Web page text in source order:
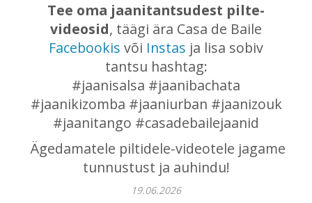
Tee oma jaanitantsudest pilte-
videosid, täägi ära Casa de Baile
Facebookis või Instas ja lisa sobiv
tantsu hashtag:
#jaanisalsa #jaanibachata
#jaanikizomba #jaaniurban #jaanizouk
#jaanitango #casadebailejaanid
Ägedamatele piltidele-videotele jagame
tunnustust ja auhindu!
19.06.2026